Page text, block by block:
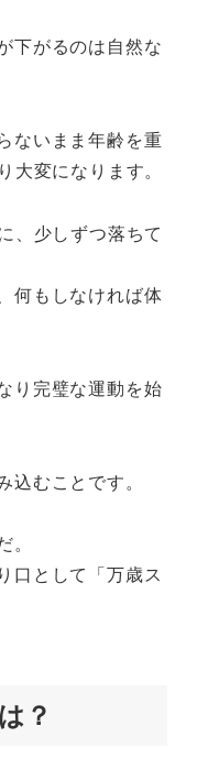
下がるのは自然な
ないまま年齢を重
大変になります。
、少しずつ落ちて
何もしなければ体
り完璧な運動を始
込むことです。
。
口として「万歳ス
？